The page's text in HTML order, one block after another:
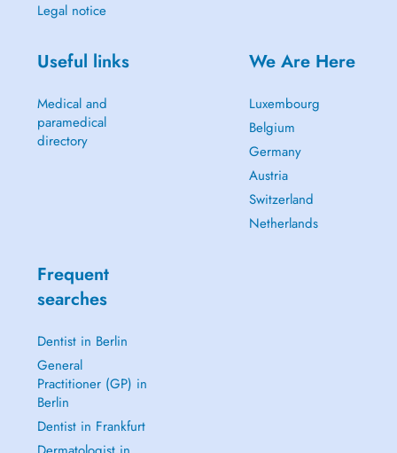
Legal notice
Useful links
Medical and
paramedical
directory
We Are Here
Luxembourg
Belgium
Germany
Austria
Switzerland
Netherlands
Frequent
searches
Dentist in Berlin
General
Practitioner (GP) in
Berlin
Dentist in Frankfurt